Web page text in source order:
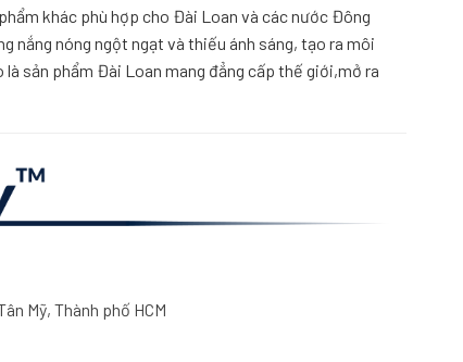
khác phù hợp cho Đài Loan và các nước Đông
nắng nóng ngột ngạt và thiếu ánh sáng, tạo ra môi
sản phẩm Đài Loan mang đẳng cấp thế giới,mở ra
Mỹ, Thành phố HCM